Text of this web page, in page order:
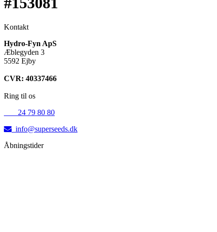
Kontakt
Hydro-Fyn ApS
Æblegyden 3
5592 Ejby
CVR: 40337466
Ring til os
24 79 80 80
info@superseeds.dk
Åbningstider